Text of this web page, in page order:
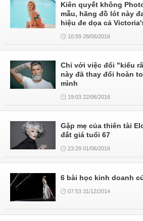
Kiên quyết không
mẫu, hãng đồ lót này
hiệu đe dọa cả
10:59 28/06/2016
Chỉ với việc đổi "kiểu
này đã thay đổi hoàn
mình
19:03 22/06/2016
Gặp mẹ của thiên tài
đắt giá tuổi 67
23:29 01/06/2016
6 bài học kinh doanh
07:53 31/12/2014